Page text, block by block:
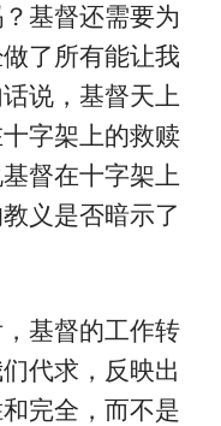
基督还需要为
了所有能让我
说，基督天上
字架上的救赎
督在十字架上
义是否暗示了
基督的工作转
代求，反映出
完全，而不是